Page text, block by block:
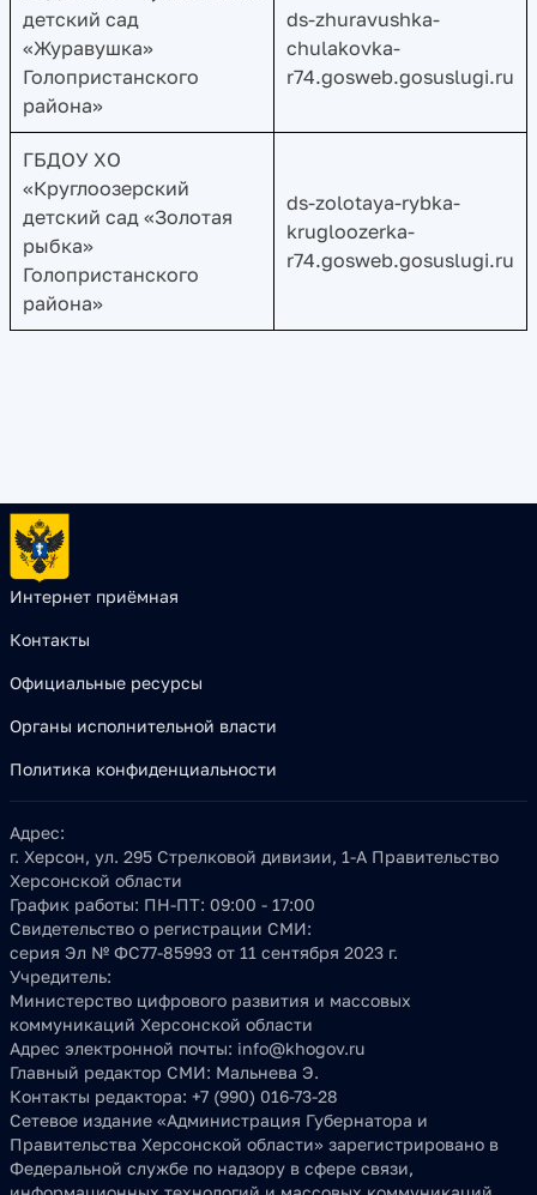
детский сад
«Журавушка»
Голопристанского
района»
ds-zhuravushka-
chulakovka-
r74.gosweb.gosuslugi.ru
ГБДОУ ХО
«Круглоозерский
детский сад «Золотая
рыбка»
Голопристанского
района»
ds-zolotaya-rybka-
krugloozerka-
r74.gosweb.gosuslugi.ru
Интернет приёмная
Контакты
Официальные ресурсы
Органы исполнительной власти
Политика конфиденциальности
Адрес:
г. Херсон, ул. 295 Стрелковой дивизии, 1-А Правительство
Херсонской области
График работы: ПН-ПТ: 09:00 - 17:00
Свидетельство о регистрации СМИ:
серия Эл № ФС77-85993 от 11 сентября 2023 г.
Учредитель:
Министерство цифрового развития и массовых
коммуникаций Херсонской области
Адрес электронной почты: info@khogov.ru
Главный редактор СМИ: Мальнева Э.
Контакты редактора: +7 (990) 016-73-28
Сетевое издание «Администрация Губернатора и
Правительства Херсонской области» зарегистрировано в
Федеральной службе по надзору в сфере связи,